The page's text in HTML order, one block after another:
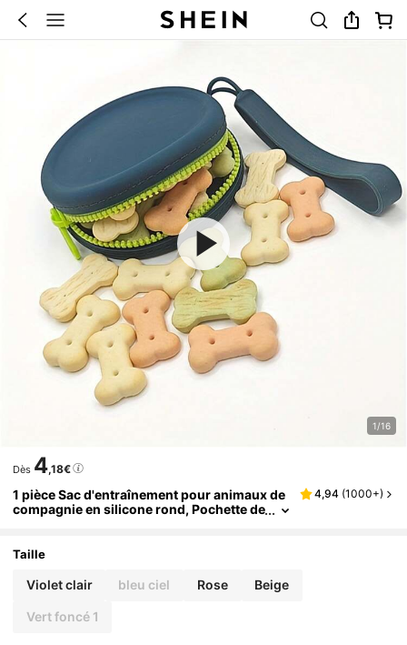
1/16
Dès 4,18€
1 pièce Sac d'entraînement pour animaux de
compagnie en silicone rond, Pochette de
s de chien, Sac pour friandises pour chien, P
romenade pour chien
4,94 (1000+)
Taille
Violet clair bleu ciel Rose Beige
Vert foncé 1